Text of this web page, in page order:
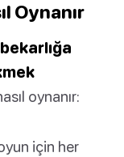
Oynanır
oynanır:
için her